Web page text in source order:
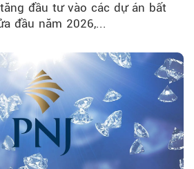
đầu tư vào các dự án bất
đầu năm 2026,...